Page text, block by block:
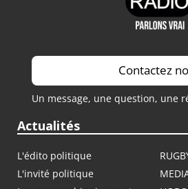
Contactez
Un message, une question, une
Actualités
L'édito politique
L'invité politique